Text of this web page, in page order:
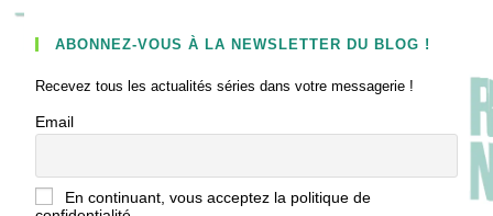
ABONNEZ-VOUS À LA NEWSLETTER DU BLOG !
Recevez tous les actualités séries dans votre messagerie !
Email
En continuant, vous acceptez la politique de